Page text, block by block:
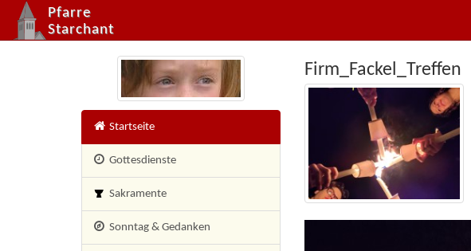
Pfarre
Starchant
×
Startseite
Gottesdienste
Sakramente
Sonntag & Gedanken
Firm_Fackel_Treffen